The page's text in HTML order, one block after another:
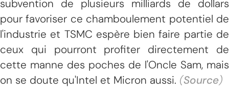
subvention de plusieurs milliards de dollars
pour favoriser ce chamboulement potentiel de
l'industrie et TSMC espère bien faire partie de
ceux qui pourront profiter directement de
cette manne des poches de l'Oncle Sam, mais
on se doute qu'Intel et Micron aussi. (Source)